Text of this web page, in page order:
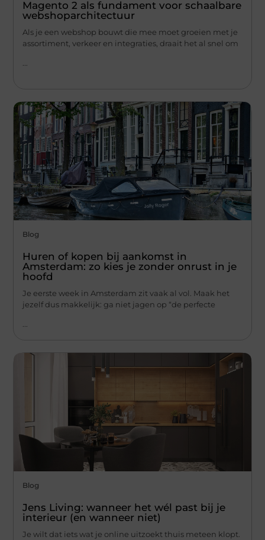
Magento 2 als fundament voor schaalbare
webshoparchitectuur
Als je een webshop bouwt die mee moet groeien met je
assortiment, verkeer en integraties, draait het al snel om
Blog
Huren of kopen bij aankomst in
Amsterdam: zo kies je zonder onrust in je
hoofd
Je eerste week in Amsterdam zit vaak al vol. Maak het
jezelf dus makkelijk: ga niet jagen op “de perfecte
...
Blog
Jens Living: wanneer het wél past bij je
interieur (en wanneer niet)
Je wilt dat iets wat je online uitzoekt thuis meteen klopt.